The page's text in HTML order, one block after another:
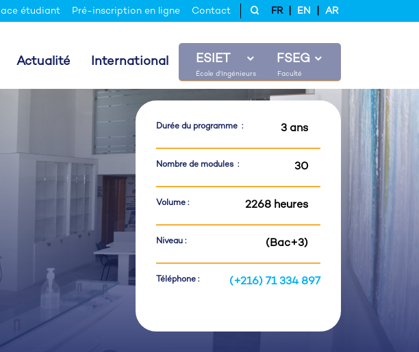
étudiant Pré-inscription en ligne Contact FR EN AR
Actualité International ESIET FSEG
Durée du programme : 3 ans
Nombre de modules : 30
Volume : 2268 heures
Niveau : (Bac+3)
Téléphone : (+216) 71 334 897